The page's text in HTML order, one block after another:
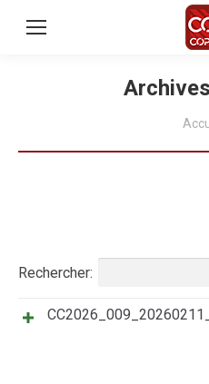
principal
Rechercher:
Titre Résumé